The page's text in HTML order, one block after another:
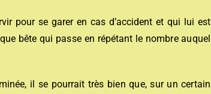
pour se garer en cas d’accident et qui lui est
bête qui passe en répétant le nombre auquel
il se pourrait très bien que, sur un certain